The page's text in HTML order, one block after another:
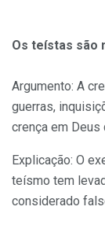
Os teístas são
Argumento: A
guerras,
crença em Deus
Explicação: O
teísmo tem
considerado